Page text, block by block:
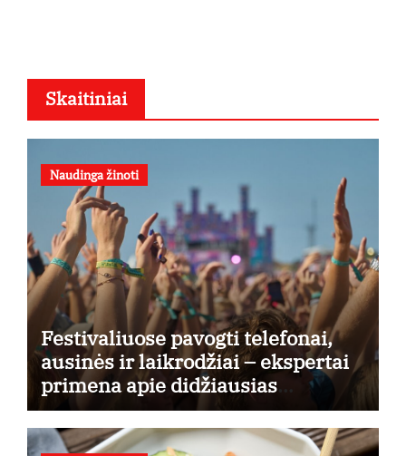
Skaitiniai
Naudinga žinoti
Festivaliuose pavogti telefonai,
ausinės ir laikrodžiai – ekspertai
primena apie didžiausias
finansines rizikas